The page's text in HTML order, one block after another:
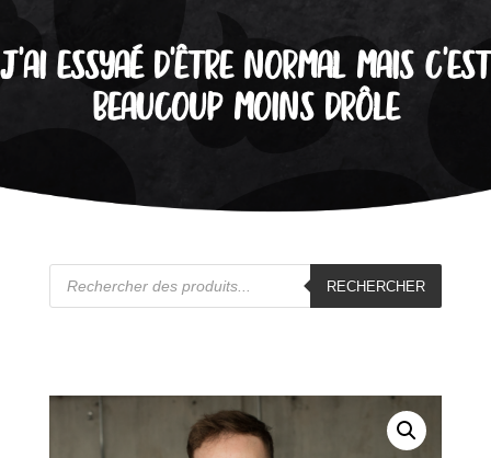
J’AI ESSYAÉ D’ÊTRE NORMAL MAIS C’EST
BEAUCOUP MOINS DRÔLE
Recherche
RECHERCHER